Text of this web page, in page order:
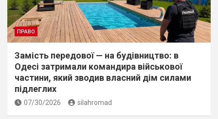
ПРАВО
Замість передової — на будівництво: в
Одесі затримали командира військової
частини, який зводив власний дім силами
підлеглих
07/30/2026 silahromad